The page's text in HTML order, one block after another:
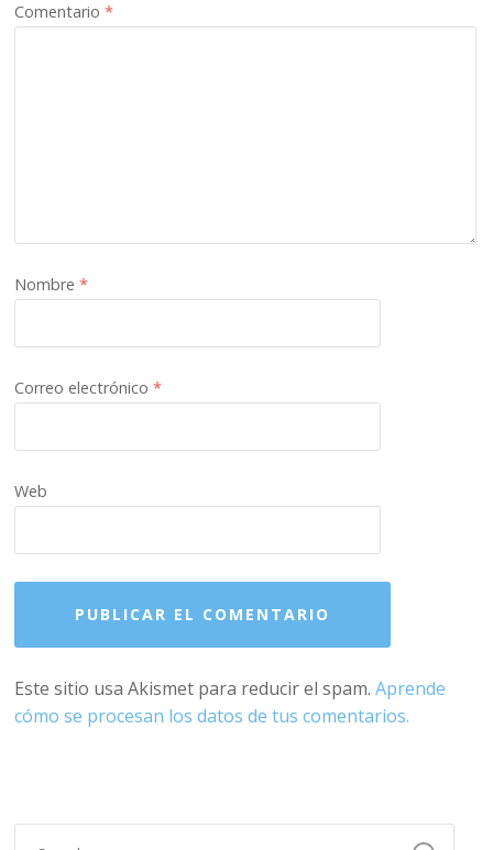
Comentario*
Nombre*
Correo electrónico*
Web
Este sitio usa Akismet para reducir el spam.Aprende
cómo se procesan los datos de tus comentarios.